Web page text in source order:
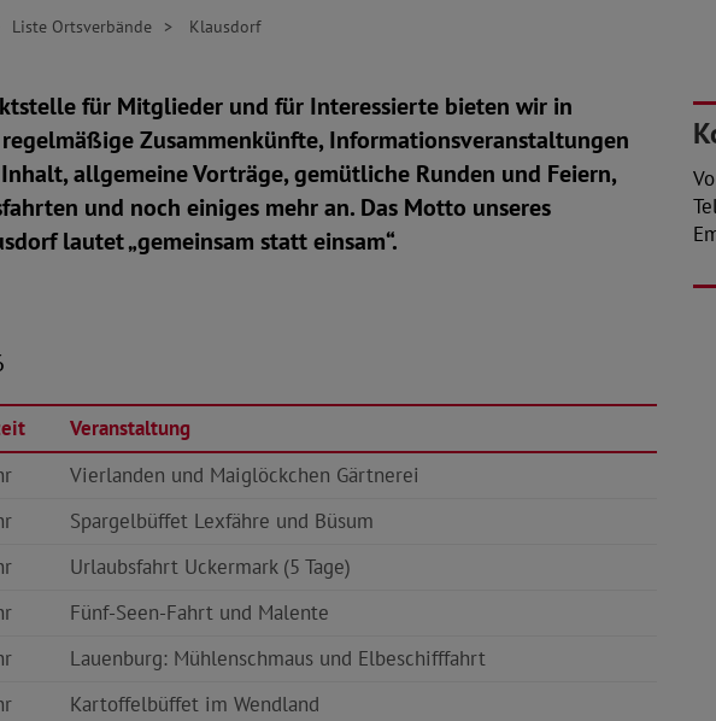
Liste Ortsverbände Klausdorf
für Mitglieder und für Interessierte bieten wir in
Zusammenkünfte, Informationsveranstaltungen
allgemeine Vorträge, gemütliche Runden und Feiern,
und noch einiges mehr an. Das Motto unseres
lautet „gemeinsam statt einsam“.
Veranstaltung
Vierlanden und Maiglöckchen Gärtnerei
Spargelbüffet Lexfähre und Büsum
Urlaubsfahrt Uckermark (5 Tage)
Fünf-Seen-Fahrt und Malente
Lauenburg: Mühlenschmaus und Elbeschifffahrt
Kartoffelbüffet im Wendland